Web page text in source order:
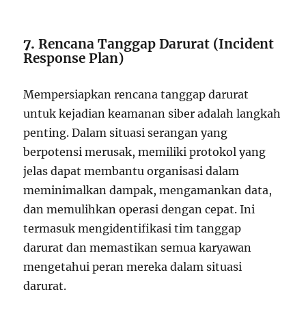
7.Rencana Tanggap Darurat (Incident
Response Plan)
Mempersiapkan rencana tanggap darurat
untuk kejadian keamanan siber adalah langkah
penting. Dalam situasi serangan yang
berpotensi merusak, memiliki protokol yang
jelas dapat membantu organisasi dalam
meminimalkan dampak, mengamankan data,
dan memulihkan operasi dengan cepat. Ini
termasuk mengidentifikasi tim tanggap
darurat dan memastikan semua karyawan
mengetahui peran mereka dalam situasi
darurat.